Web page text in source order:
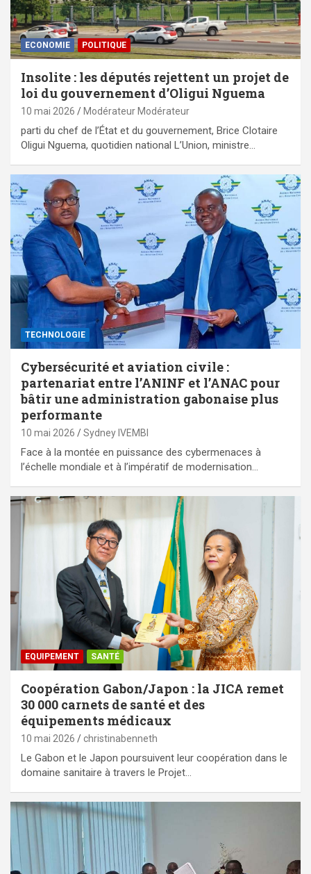
ECONOMIE POLITIQUE
Insolite : les députés rejettent un projet de
loi du gouvernement d’Oligui Nguema
10 mai 2026 Modérateur Modérateur
parti du chef de l’État et du gouvernement, Brice Clotaire
Oligui Nguema, quotidien national L’Union, ministre…
TECHNOLOGIE
Cybersécurité et aviation civile :
partenariat entre l’ANINF et l’ANAC pour
bâtir une administration gabonaise plus
performante
10 mai 2026 Sydney IVEMBI
Face à la montée en puissance des cybermenaces à
l’échelle mondiale et à l’impératif de modernisation…
EQUIPEMENT SANTÉ
Coopération Gabon/Japon : la JICA remet
30 000 carnets de santé et des
équipements médicaux
10 mai 2026 christinabenneth
Le Gabon et le Japon poursuivent leur coopération dans le
domaine sanitaire à travers le Projet…